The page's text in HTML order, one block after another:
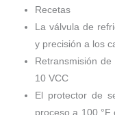
Recetas
La válvula de
y precisión a los
Retransmisión
10 VCC
El protector de
proceso a 100